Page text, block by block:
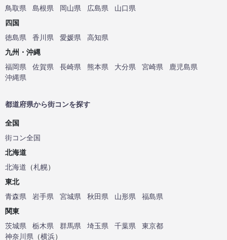
鳥取県
島根県 岡山県 広島県
山口県
四国
徳島県
香川県 愛媛県
高知県
九州・沖縄
福岡県
佐賀県 長崎県 熊本県 大分県 宮崎県
鹿児島県
沖縄県
都道府県から街コンを探す
全国
街コン全国
北海道
北海道 （札幌）
東北
青森県
岩手県 宮城県 秋田県 山形県
福島県
関東
茨城県
栃木県 群馬県 埼玉県 千葉県
東京都
神奈川県 （横浜）